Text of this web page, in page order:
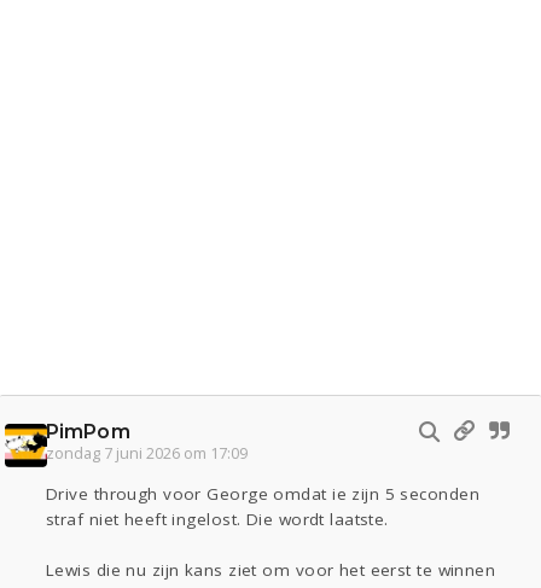
PimPom
zondag 7 juni 2026 om 17:09
Drive through voor George omdat ie zijn 5 seconden
straf niet heeft ingelost. Die wordt laatste.
Lewis die nu zijn kans ziet om voor het eerst te winnen